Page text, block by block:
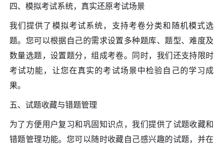
四、模拟考试系统，真实还原考试场景
我们提供了模拟考试系统，支持考卷分类和随机模式选
题。您可以根据自己的需求设置多种题库、题型、难度及
数量选题，设置题分，组成考卷。同时，我们还支持限时
考试功能，让您在真实的考试场景中检验自己的学习成
果。
五、试题收藏与错题管理
为了方便用户复习和巩固知识点，我们提供了试题收藏和
错题管理功能。您可以随时收藏自己感兴趣的试题，并在